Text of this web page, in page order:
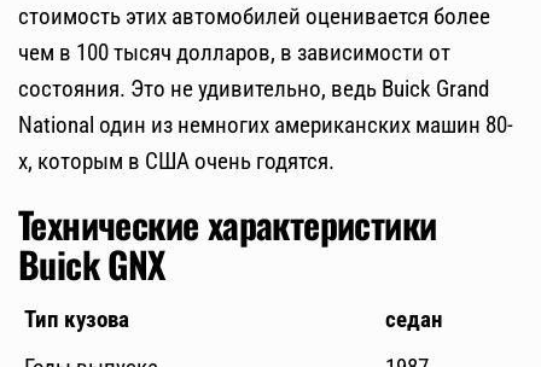
стоимость этих автомобилей оценивается более
чем в 100 тысяч долларов, в зависимости от
состояния. Это не удивительно, ведь Buick Grand
National один из немногих американских машин 80-
х, которым в США очень годятся.
Технические характеристики
Buick GNX
Тип кузова
седан